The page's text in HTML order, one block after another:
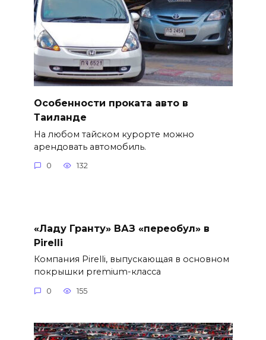
Особенности проката авто в
Таиланде
На любом тайском курорте можно
арендовать автомобиль.
0 132
«Ладу Гранту» ВАЗ «переобул» в
Pirelli
Компания Pirelli, выпускающая в основном
покрышки premium-класса
0 155